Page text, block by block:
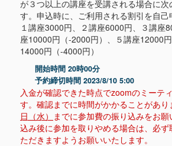
が３つ以上の講座を受講される場合に
す。申込時に、ご利用される割引を自己
１講座3000円、２講座6000円、３講座
座10000円（-2000円）、５講座12000
14000円（-4000円）
開始時間 20時00分
予約締切時間 2023/8/10 5:00
入金が確認できた時点でzoomのミーテ
す。確認までに時間がかかることがあり
日（水） までに参加費の振り込みをお
込み後に参加を取りやめる場合は、必
ただきますようお願いいたします。